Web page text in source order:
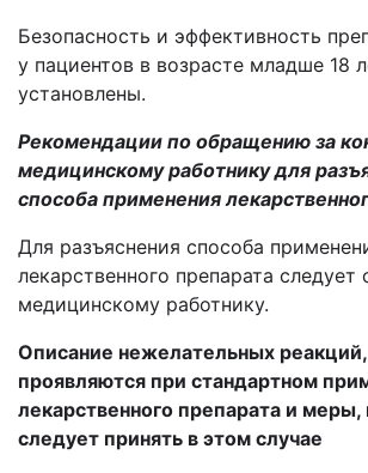
Безопасность и эффективность
у пациентов в возрасте младше 18
установлены.
Рекомендации по обращению за
медицинскому работнику для
способа применения
Для разъяснения способа
лекарственного препарата следует
медицинскому работнику.
Описание нежелательных реакций,
проявляются при стандартном
лекарственного препарата и
следует принять в этом случае